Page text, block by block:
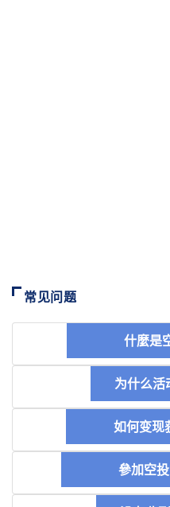
常见问题
什麼是
为什么活
如何变现
參加空